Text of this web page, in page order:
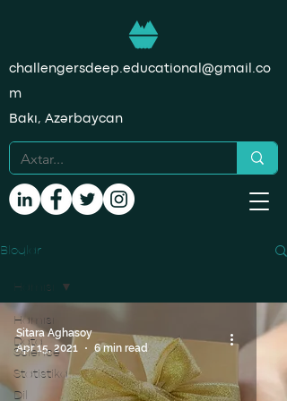
challengersdeep.educational@gmail.co
m
Bakı, Azərbaycan
Bloqlar
Hamısı
Data
Science
Statistika
Dil
Hamısı
Sitara Aghasoy
Apr 15, 2021
6 min read